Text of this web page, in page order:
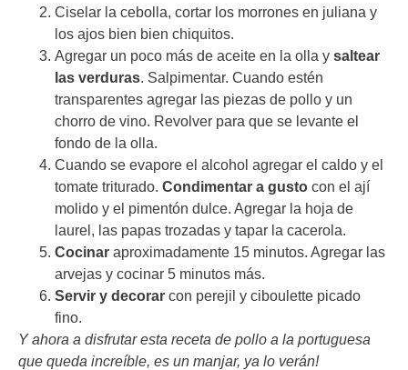
Ciselar la cebolla, cortar los morrones en juliana y
los ajos bien bien chiquitos.
Agregar un poco más de aceite en la olla y saltear
las verduras. Salpimentar. Cuando estén
transparentes agregar las piezas de pollo y un
chorro de vino. Revolver para que se levante el
fondo de la olla.
Cuando se evapore el alcohol agregar el caldo y el
tomate triturado. Condimentar a gusto con el ají
molido y el pimentón dulce. Agregar la hoja de
laurel, las papas trozadas y tapar la cacerola.
Cocinar aproximadamente 15 minutos. Agregar las
arvejas y cocinar 5 minutos más.
Servir y decorar con perejil y ciboulette picado
fino.
Y ahora a disfrutar esta receta de pollo a la portuguesa
que queda increíble, es un manjar, ya lo verán!